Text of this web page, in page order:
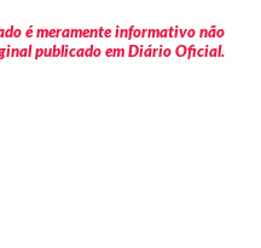
é meramente informativo não
publicado em Diário Oficial.